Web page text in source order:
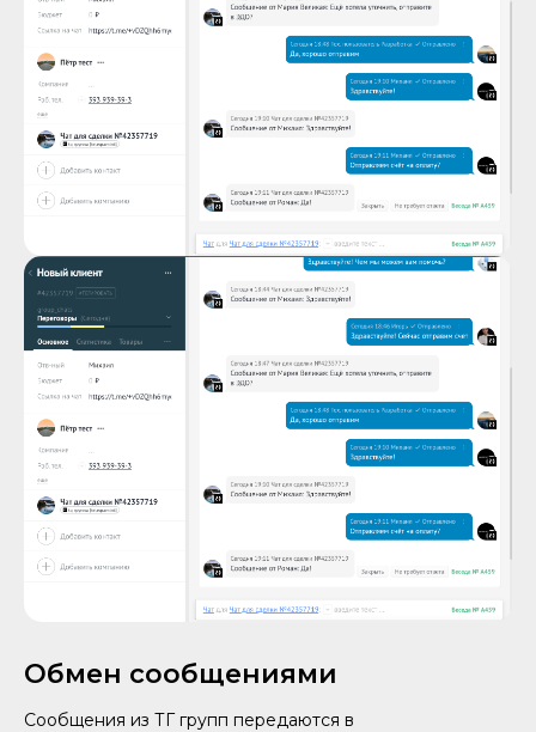
Обмен сообщениями
Сообщения из ТГ групп передаются в